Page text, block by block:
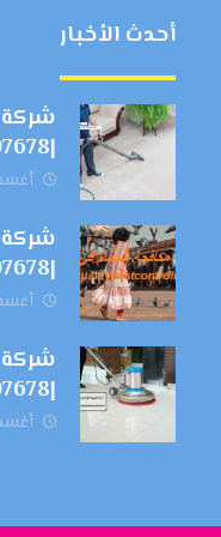
أحدث الأخبار
|0545307678| الهلال الذهبي
أغسطس
شركة
|0545307678| طارد الطيور
أغسطس
شركة
|0545307678
أغسطس